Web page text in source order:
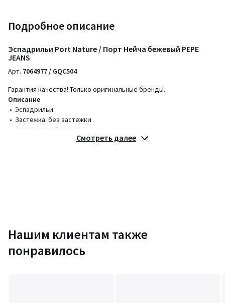
Подробное описание
Эспадрильи Port Nature / Порт Нейча бежевый PEPE
JEANS
Арт. 7064977 / GQC504
Гарантия качества! Только оригинальные бренды.
Описание
• Эспадрильи
• Застежка: без застежки
• Закругленный мысок
Цвета
Размеры 40, 41, 42, 43, 44, 45
Смотреть далее
Нашим клиентам также
понравилось